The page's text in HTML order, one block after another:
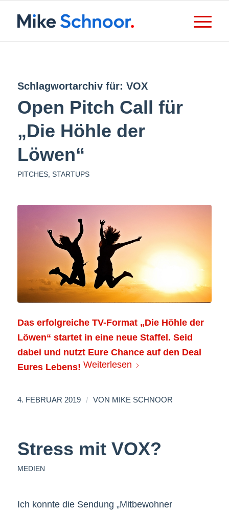
Schlagwortarchiv für: VOX
Open Pitch Call für
„Die Höhle der
Löwen“
PITCHES, STARTUPS
Das erfolgreiche TV-Format „Die Höhle der
Löwen“ startet in eine neue Staffel. Seid
dabei und nutzt Eure Chance auf den Deal
Eures Lebens! Weiterlesen
4. FEBRUAR 2019 / VON MIKE SCHNOOR
Stress mit VOX?
MEDIEN
Ich konnte die Sendung „Mitbewohner